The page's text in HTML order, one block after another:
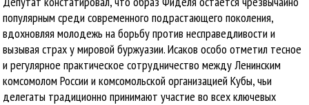
популярным среди современного подрастающего поколения,
вдохновляя молодежь на борьбу против несправедливости и
вызывая страх у мировой буржуазии. Исаков особо отметил тесное
и регулярное практическое сотрудничество между Ленинским
комсомолом России и комсомольской организацией Кубы, чьи
делегаты традиционно принимают участие во всех ключевых